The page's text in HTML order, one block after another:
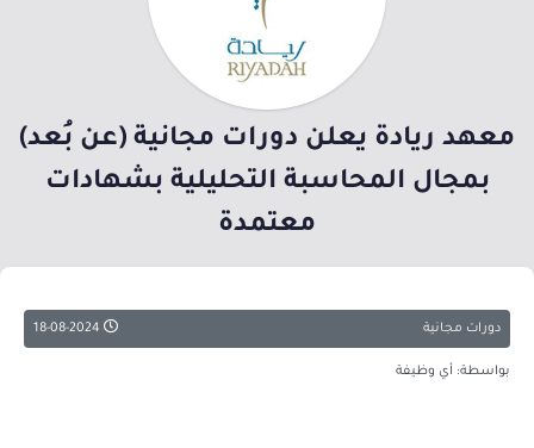
معهد ريادة يعلن دورات مجانية (عن بُعد)
بمجال المحاسبة التحليلية بشهادات
معتمدة
دورات مجانية
بواسطة: أي وظيفة